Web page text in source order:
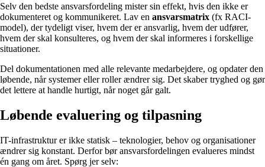
Selv den bedste ansvarsfordeling mister sin effekt, hvis den ikke er
dokumenteret og kommunikeret. Lav en ansvarsmatrix (fx RACI-
model), der tydeligt viser, hvem der er ansvarlig, hvem der udfører,
hvem der skal konsulteres, og hvem der skal informeres i forskellige
situationer.
Del dokumentationen med alle relevante medarbejdere, og opdater den
løbende, når systemer eller roller ændrer sig. Det skaber tryghed og gør
det lettere at handle hurtigt, når noget går galt.
Løbende evaluering og tilpasning
IT-infrastruktur er ikke statisk – teknologier, behov og organisationer
ændrer sig konstant. Derfor bør ansvarsfordelingen evalueres mindst
én gang om året. Spørg jer selv: